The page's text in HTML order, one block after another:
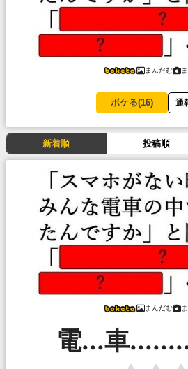
まんだむ
ボケる(16) 通
新着順 投稿順
まんだむ
電...車